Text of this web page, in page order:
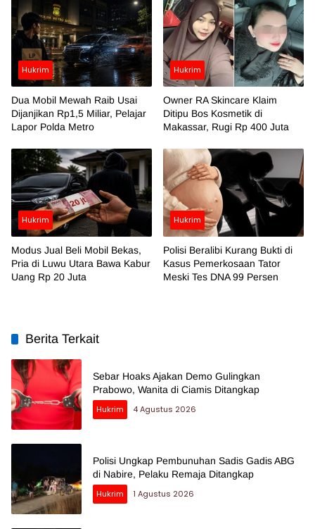
Hukrim
Dua Mobil Mewah Raib Usai
Dijanjikan Rp1,5 Miliar, Pelajar
Lapor Polda Metro
Hukrim
Owner RA Skincare Klaim
Ditipu Bos Kosmetik di
Makassar, Rugi Rp 400 Juta
Hukrim
Modus Jual Beli Mobil Bekas,
Pria di Luwu Utara Bawa Kabur
Uang Rp 20 Juta
Hukrim
Polisi Beralibi Kurang Bukti di
Kasus Pemerkosaan Tator
Meski Tes DNA 99 Persen
Berita Terkait
Sebar Hoaks Ajakan Demo Gulingkan
Prabowo, Wanita di Ciamis Ditangkap
Hukrim
4 Agustus 2026
Polisi Ungkap Pembunuhan Sadis Gadis ABG
di Nabire, Pelaku Remaja Ditangkap
Hukrim
1 Agustus 2026